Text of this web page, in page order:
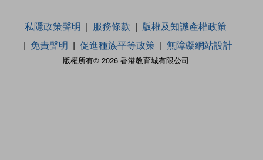
版權所有© 2026 香港教育城有限公司
私隱政策聲明 服務條款
版權及知識產權政策
免責聲明
促進種族平等政策 無障礙網站設計